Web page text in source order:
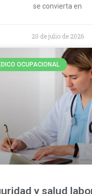
se convierta en
20 de julio de 2026
OCUPACIONAL
y salud